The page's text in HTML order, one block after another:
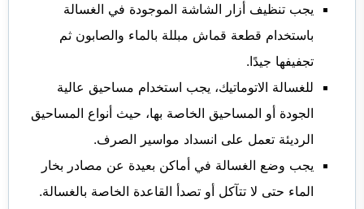
يجب تنظيف أزار الشاشة الموجودة في الغسالة
باستخدام قطعة قماش مبللة بالماء والصابون ثم
تجفيفها جيدًا.
للغسالة الاتوماتيك، يجب استخدام مساحيق عالية
الجودة أو المساحيق الخاصة بها، حيث أنواع المساحيق
الرديئة تعمل على انسداد مواسير الصرف.
يجب وضع الغسالة في أماكن بعيدة عن مصادر بخار
الماء حتى لا تتآكل أو تصدأ القاعدة الخاصة بالغسالة.